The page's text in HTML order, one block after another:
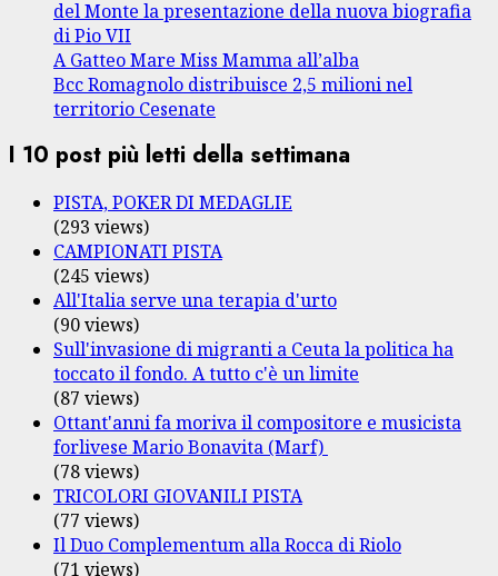
del Monte la presentazione della nuova biografia
di Pio VII
A Gatteo Mare Miss Mamma all’alba
Bcc Romagnolo distribuisce 2,5 milioni nel
territorio Cesenate
I 10 post più letti della settimana
PISTA, POKER DI MEDAGLIE
(293 views)
CAMPIONATI PISTA
(245 views)
All'Italia serve una terapia d'urto
(90 views)
Sull'invasione di migranti a Ceuta la politica ha
toccato il fondo. A tutto c'è un limite
(87 views)
Ottant'anni fa moriva il compositore e musicista
forlivese Mario Bonavita (Marf)
(78 views)
TRICOLORI GIOVANILI PISTA
(77 views)
Il Duo Complementum alla Rocca di Riolo
(71 views)